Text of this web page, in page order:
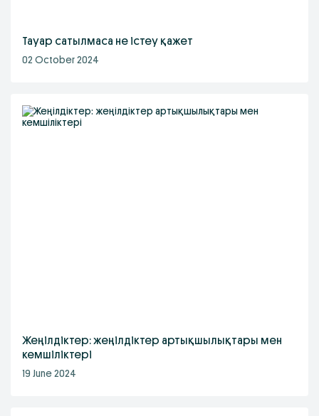
Тауар сатылмаса не істеу қажет
02 October 2024
Жеңілдіктер: жеңілдіктер артықшылықтары мен
кемшіліктері
19 June 2024